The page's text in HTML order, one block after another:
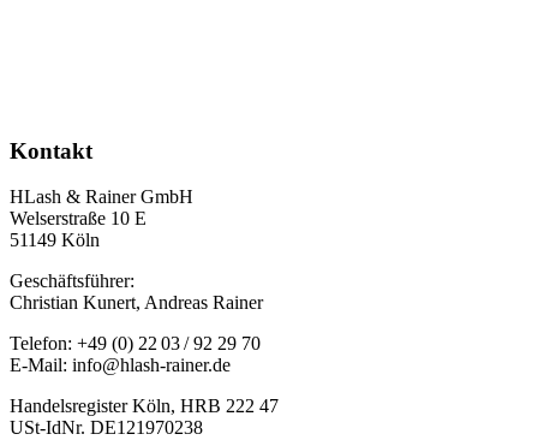
Kontakt
HLash & Rainer GmbH
Welserstraße 10 E
51149 Köln
Geschäftsführer:
Christian Kunert, Andreas Rainer
Telefon: +49 (0) 22 03 / 92 29 70
E-Mail: info@hlash-rainer.de
Handelsregister Köln, HRB 222 47
USt-IdNr. DE121970238